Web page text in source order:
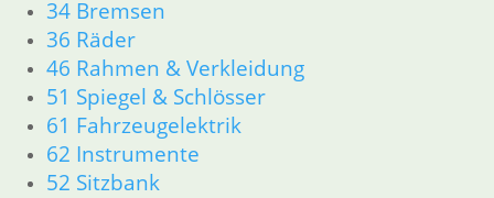
34 Bremsen
36 Räder
46 Rahmen & Verkleidung
51 Spiegel & Schlösser
61 Fahrzeugelektrik
62 Instrumente
52 Sitzbank
11 Motor
Dichtungen
Kolben/Kolbenringe
Zylinderkopf
12 Motorelektrik
13 Vergaser
16 Tank